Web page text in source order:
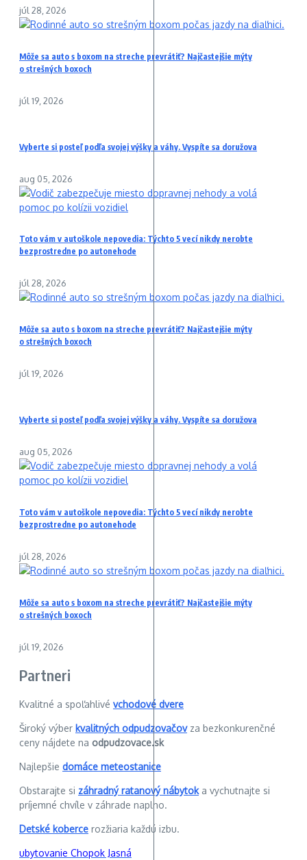
júl 28, 2026
Môže sa auto s boxom na streche prevrátiť? Najčastejšie mýty
o strešných boxoch
júl 19, 2026
Vyberte si posteľ podľa svojej výšky a váhy. Vyspíte sa doružova
aug 05, 2026
Toto vám v autoškole nepovedia: Týchto 5 vecí nikdy nerobte
bezprostredne po autonehode
júl 28, 2026
Môže sa auto s boxom na streche prevrátiť? Najčastejšie mýty
o strešných boxoch
júl 19, 2026
Vyberte si posteľ podľa svojej výšky a váhy. Vyspíte sa doružova
aug 05, 2026
Toto vám v autoškole nepovedia: Týchto 5 vecí nikdy nerobte
bezprostredne po autonehode
júl 28, 2026
Môže sa auto s boxom na streche prevrátiť? Najčastejšie mýty
o strešných boxoch
júl 19, 2026
Partneri
Kvalitné a spoľahlivé vchodové dvere
Široký výber kvalitných odpudzovačovza bezkonkurenčné
ceny nájdete na odpudzovace.sk
Najlepšie domáce meteostanice
Obstarajte si záhradný ratanový nábytoka vychutnajte si
príjemné chvíle v záhrade naplno.
Detské koberce rozžiaria každú izbu.
ubytovanie Chopok Jasná